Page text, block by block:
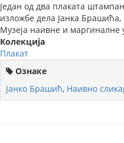
Један од два плаката
изложбе дела Јанка Брашића,
Музеја наивне и маргиналне
Колекција
Плакат
Ознаке
Јанко Брашић, Наивно